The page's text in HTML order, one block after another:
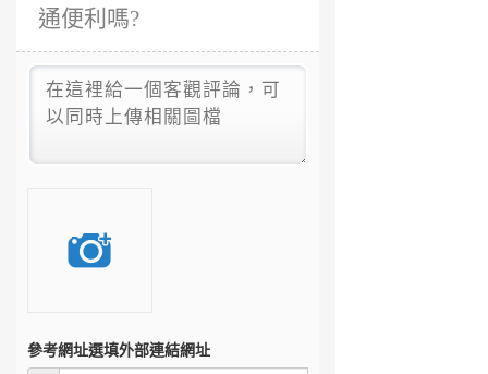
通便利嗎?
參考網址選填外部連結網址